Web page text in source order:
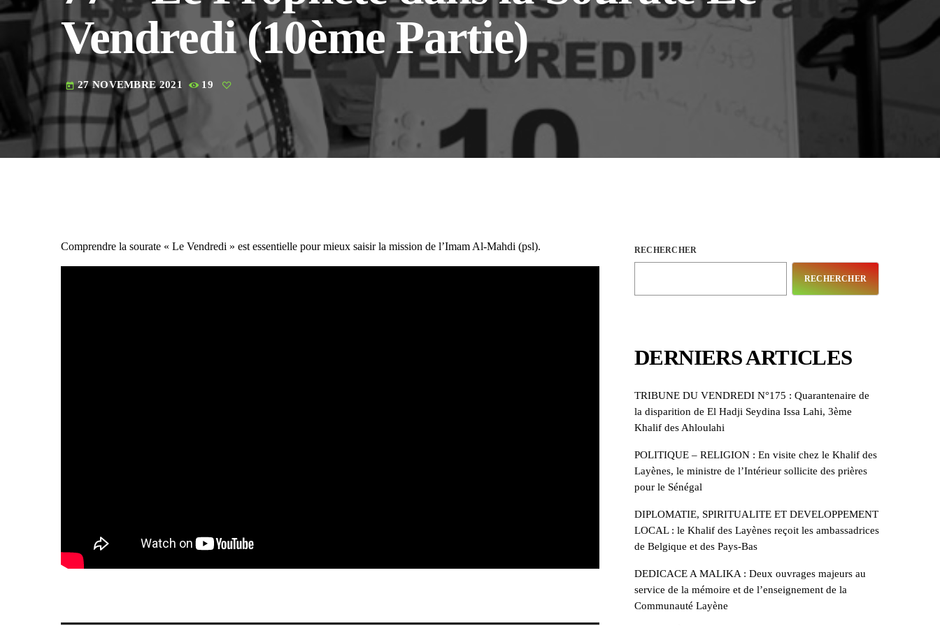
Vendredi (10ème Partie)
today 27 NOVEMBRE 2021 19
Comprendre la sourate « Le Vendredi » est essentielle pour mieux saisir la mission de l’Imam Al-Mahdi (psl). RECHERCHER
RECHERCHER
DERNIERS ARTICLES
TRIBUNE DU VENDREDI N°175 : Quarantenaire de
la disparition de El Hadji Seydina Issa Lahi, 3ème
Khalif des Ahloulahi
POLITIQUE – RELIGION : En visite chez le Khalif des
Layènes, le ministre de l’Intérieur sollicite des prières
pour le Sénégal
DIPLOMATIE, SPIRITUALITE ET DEVELOPPEMENT
LOCAL : le Khalif des Layènes reçoit les ambassadrices
de Belgique et des Pays-Bas
DEDICACE A MALIKA : Deux ouvrages majeurs au
service de la mémoire et de l’enseignement de la
Communauté Layène